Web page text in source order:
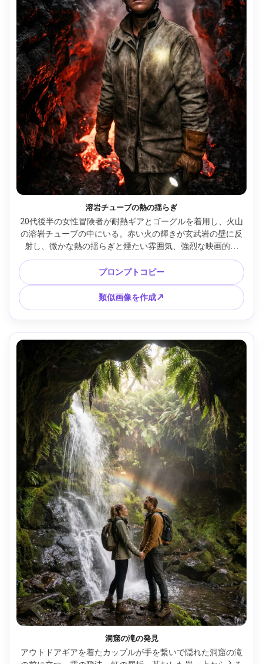
溶岩チューブの熱の揺らぎ
20代後半の女性冒険者が耐熱ギアとゴーグルを着用し、火山
の溶岩チューブの中にいる。赤い火の輝きが玄武岩の壁に反
射し、微かな熱の揺らぎと煙たい雰囲気、強烈な映画的照
明、RED Komodo、35mm撮影、ハイコントラスト、荒々し
いリアル、ハーフボディフレーム、鋭い毛穴と汗のディテー
ル --ar 4:5
プロンプトコピー
類似画像を作成↗
洞窟の滝の発見
アウトドアギアを着たカップルが手を繋いで隠れた洞窟の滝